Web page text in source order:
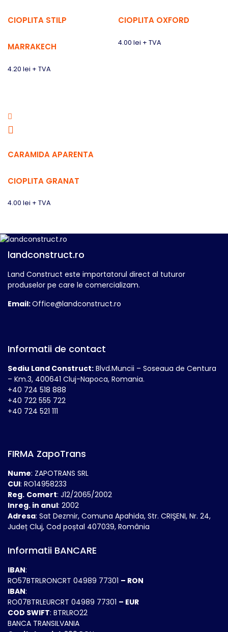
CIOPLITA STILP
MARRAKECH
4.20 lei + TVA
CIOPLITA OXFORD
4.00lei + TVA
CARAMIDA APARENTA
CIOPLITA GRANAT
4.00 lei + TVA
landconstruct.ro
Land Construct este importatorul direct al tuturor
produselor pe care le comercializam.
Email:Office@landconstruct.ro
Informatii de contact
Sediu Land Construct: Blvd.Muncii – Soseaua de Centura
– Km.3, 400641 Cluj-Napoca, Romania.
+40 724 518 888
+40 722 555 722
+40 724 521 111
FIRMA ZapoTrans
Nume: ZAPOTRANS SRL
CUI: RO14958233
Reg. Comert: J12/2065/2002
Inreg. in anul: 2002
Adresa: Sat Dezmir, Comuna Apahida, Str. CRIŞENI, Nr. 24,
Județ Cluj, Cod poștal 407039, România
Informatii BANCARE
IBAN:
RO57BTRLRONCRT 04989 77301 – RON
IBAN:
RO07BTRLEURCRT 04989 77301 – EUR
COD SWIFT: BTRLRO22
BANCA TRANSILVANIA